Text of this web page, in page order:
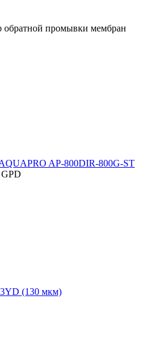
обратной промывки мембран
AP-800DIR-800G-ST
(130 мкм)